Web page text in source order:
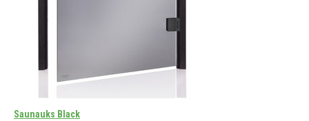
Saunauks Black